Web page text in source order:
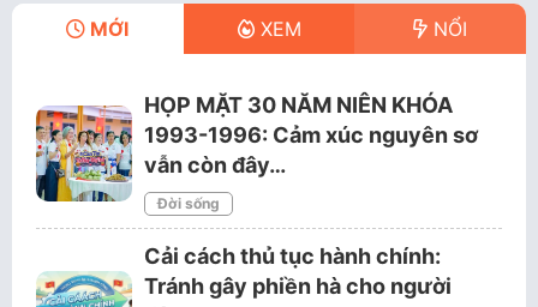
MỚI XEM NỔI
HỌP MẶT 30 NĂM NIÊN KHÓA
1993-1996: Cảm xúc nguyên sơ
vẫn còn đây…
Đời sống
Cải cách thủ tục hành chính:
Tránh gây phiền hà cho người